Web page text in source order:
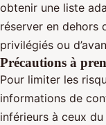
obtenir une liste
réserver en dehors
privilégiés ou
Précautions à
Pour limiter les
informations de
inférieurs à ceux